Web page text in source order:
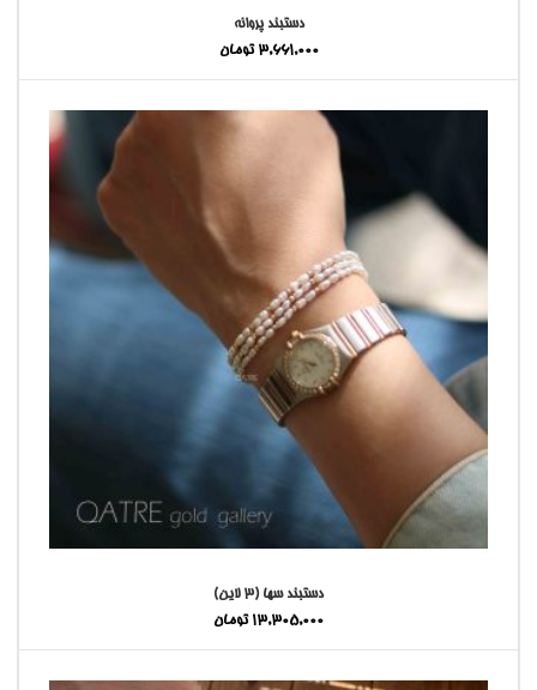
دستبند پروانه
3,661,000 تومان
دستبند سها (۳ لاین)
13,305,000 تومان